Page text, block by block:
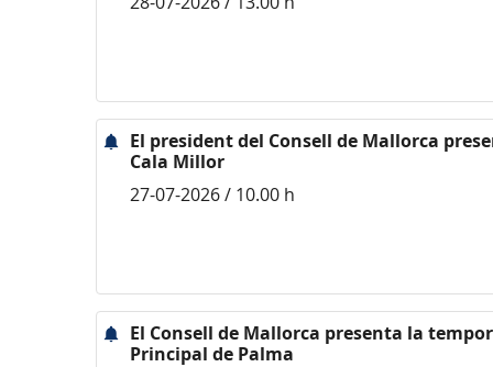
El president del Consell de Mallorca
Cala Millor
27-07-2026 / 10.00 h
El Consell de Mallorca presenta la
Principal de Palma